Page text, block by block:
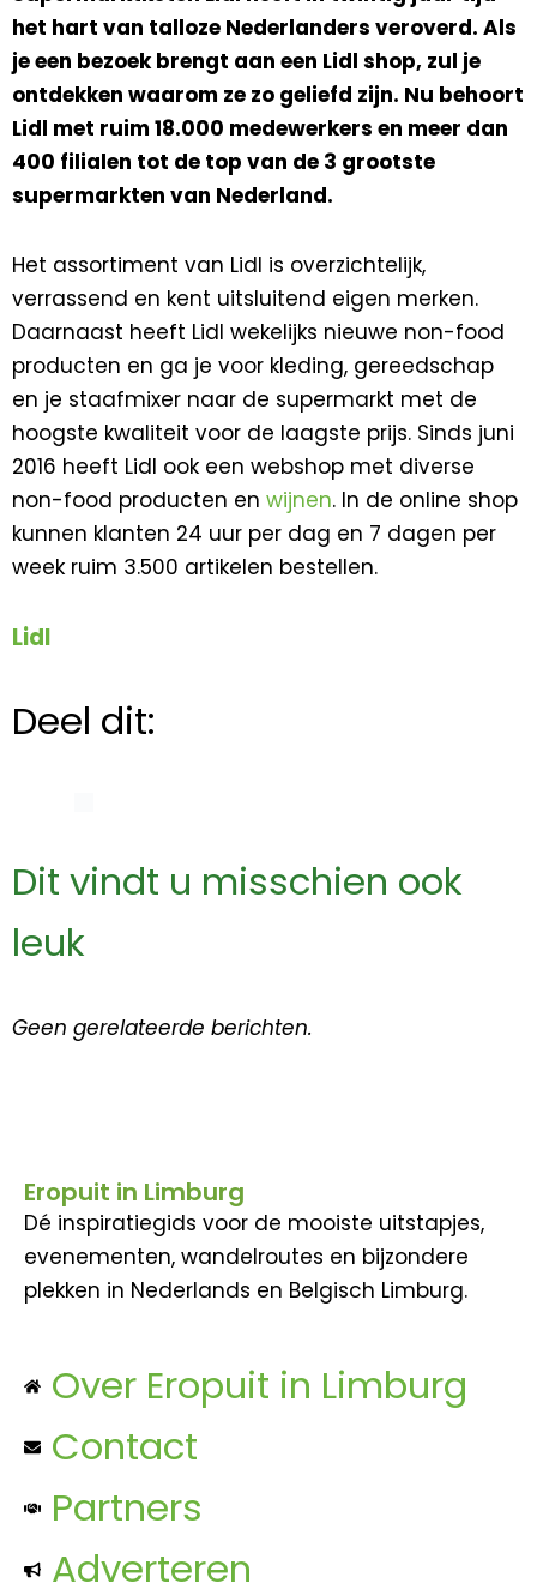
het hart van talloze Nederlanders veroverd. Als
je een bezoek brengt aan een Lidl shop, zul je
ontdekken waarom ze zo geliefd zijn. Nu behoort
Lidl met ruim 18.000 medewerkers en meer dan
400 filialen tot de top van de 3 grootste
supermarkten van Nederland.
Het assortiment van Lidl is overzichtelijk,
verrassend en kent uitsluitend eigen merken.
Daarnaast heeft Lidl wekelijks nieuwe non-food
producten en ga je voor kleding, gereedschap
en je staafmixer naar de supermarkt met de
hoogste kwaliteit voor de laagste prijs. Sinds juni
2016 heeft Lidl ook een webshop met diverse
non-food producten en wijnen. In de online shop
kunnen klanten 24 uur per dag en 7 dagen per
week ruim 3.500 artikelen bestellen.
Lidl
Deel dit:
Dit vindt u misschien ook
leuk
Geen gerelateerde berichten.
Eropuit in Limburg
Dé inspiratiegids voor de mooiste uitstapjes,
evenementen, wandelroutes en bijzondere
plekken in Nederlands en Belgisch Limburg.
Over Eropuit in Limburg
Contact
Partners
Adverteren